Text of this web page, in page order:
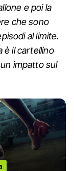
e poi la
che sono
al limite.
è il cartellino
impatto sul